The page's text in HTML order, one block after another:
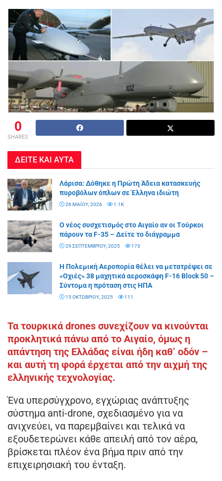
0
SHARES
ΔΕΙΤΕ ΚΑΙ ΑΥΤΑ
Λάρισα: Δόθηκε η Πρώτη Άδεια κατασκευής
πυροβόλων όπλων σε Έλληνα ιδιώτη
26 ΜΑΪ́ΟΥ, 2026 1.1K
O νέος συσχετισμός στο Aιγαίο αν οι Tούρκοι
πάρουν τα F-35 – Δείτε το διάγραμμα
29 ΣΕΠΤΕΜΒΡΊΟΥ, 2025 173
Η Πολεμική Αεροπορία θέλει να μετατρέψει σε
«Οχιές» 38 μαχητικά αεροσκάφη F-16 Block 50 –
Σύντομα η πρόταση στις ΗΠΑ
15 ΟΚΤΩΒΡΊΟΥ, 2025 111
Τα τουρκικά drones συνεχίζουν να κινούνται
προκλητικά πάνω από το Αιγαίο, όμως η
απάντηση της Ελλάδας είναι ήδη καθ’ οδόν –
και αυτή τη φορά έρχεται από την αιχμή της
ελληνικής τεχνολογίας.
Ένα υπερσύγχρονο, εγχώριας ανάπτυξης
σύστημα anti-drone, σχεδιασμένο για να
ανιχνεύει, να παρεμβαίνει και τελικά να
εξουδετερώνει κάθε απειλή από τον αέρα,
βρίσκεται πλέον ένα βήμα πριν από την
επιχειρησιακή του ένταξη.